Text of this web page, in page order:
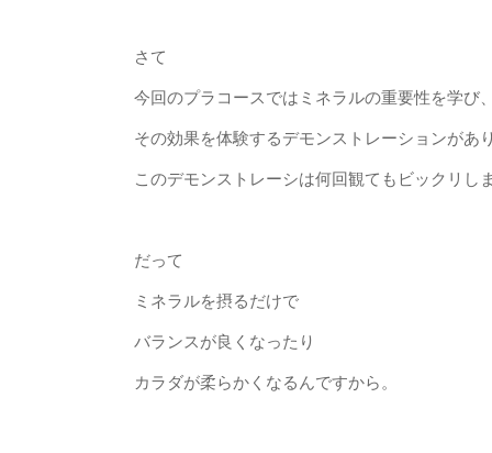
さて
今回のプラコースではミネラルの重要性を学び、
その効果を体験するデモンストレーションがあ
このデモンストレーシは何回観てもビックリし
だって
ミネラルを摂るだけで
バランスが良くなったり
カラダが柔らかくなるんですから。